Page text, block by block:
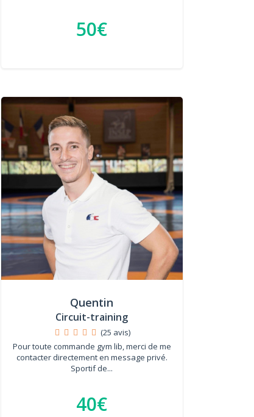
50€
Quentin
Circuit-training
(25 avis)
Pour toute commande gym lib, merci de me
contacter directement en message privé.
Sportif de...
40€